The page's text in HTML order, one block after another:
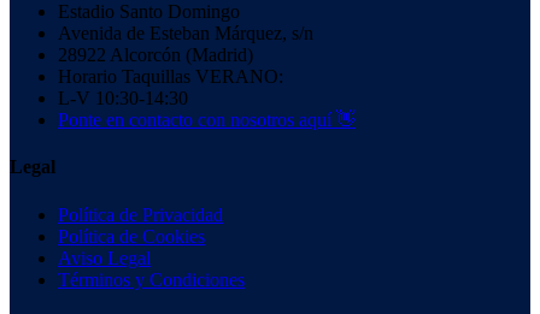
Estadio Santo Domingo
Avenida de Esteban Márquez, s/n
28922 Alcorcón (Madrid)
Horario Taquillas VERANO:
L-V 10:30-14:30
Ponte en contacto con nosotros aquí 👋
Legal
Política de Privacidad
Política de Cookies
Aviso Legal
Términos y Condiciones